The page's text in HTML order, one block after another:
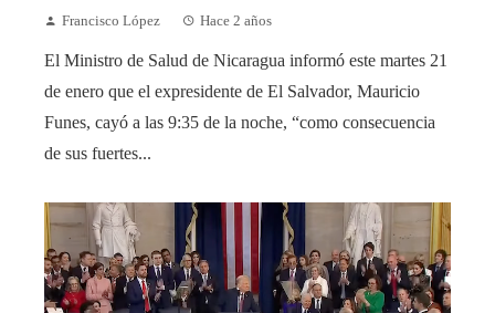
Francisco López Hace 2 años
El Ministro de Salud de Nicaragua informó este martes 21
de enero que el expresidente de El Salvador, Mauricio
Funes, cayó a las 9:35 de la noche, “como consecuencia
de sus fuertes...